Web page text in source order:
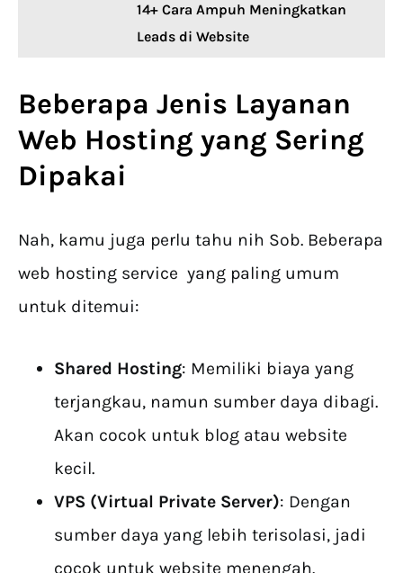
14+ Cara Ampuh Meningkatkan
Leads di Website
Beberapa Jenis Layanan
Web Hosting yang Sering
Dipakai
Nah, kamu juga perlu tahu nih Sob. Beberapa
web hosting service yang paling umum
untuk ditemui:
Shared Hosting: Memiliki biaya yang
terjangkau, namun sumber daya dibagi.
Akan cocok untuk blog atau website
kecil.
VPS (Virtual Private Server): Dengan
sumber daya yang lebih terisolasi, jadi
cocok untuk website menengah.